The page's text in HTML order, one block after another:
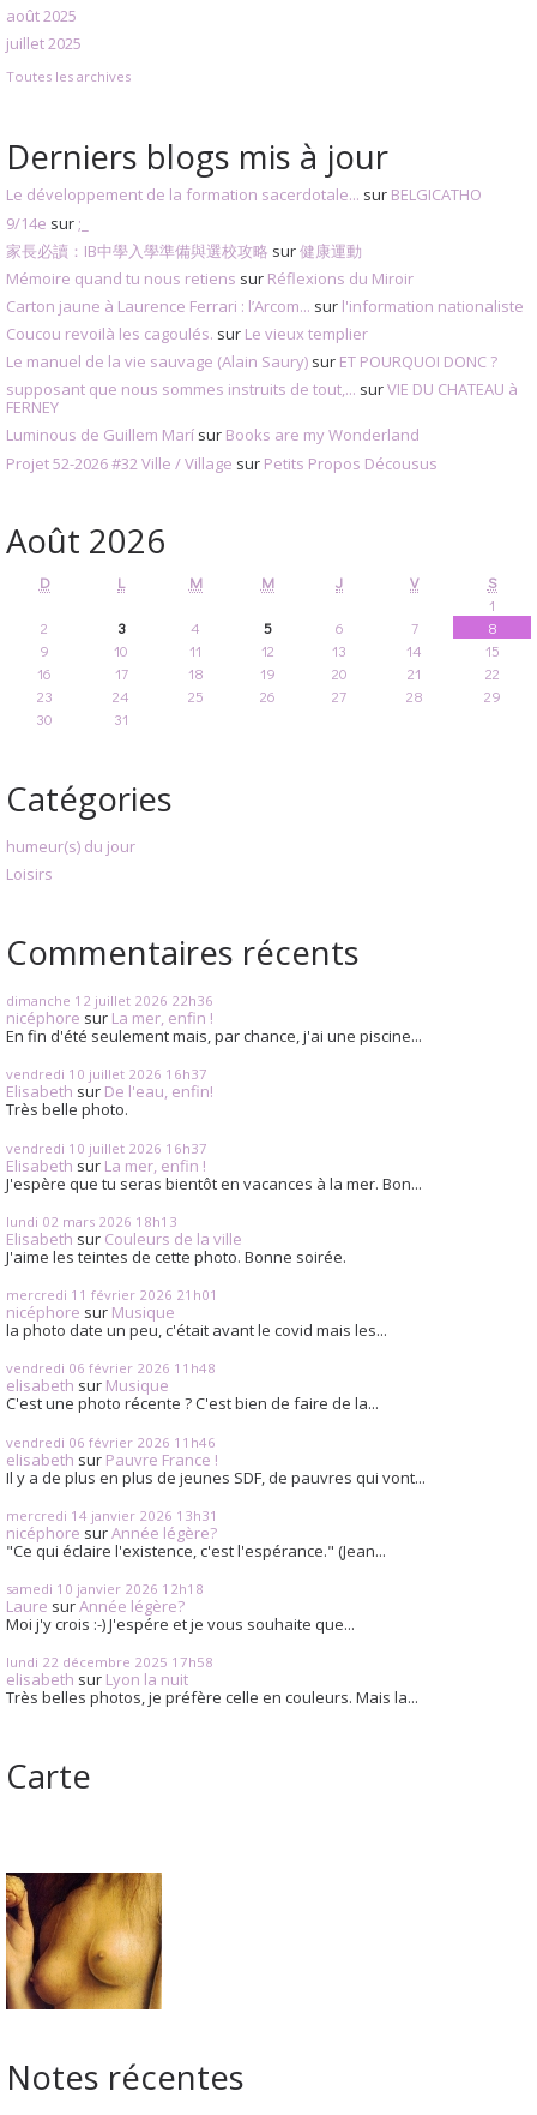
août 2025
juillet 2025
Toutes les archives
Derniers blogs mis à jour
Le développement de la formation sacerdotale... sur BELGICATHO
9/14e sur ;_
家長必讀：IB中學入學準備與選校攻略 sur健康運動
Mémoire quand tu nous retiens sur Réflexions du Miroir
Carton jaune à Laurence Ferrari : l’Arcom... sur l'information nationaliste
Coucou revoilà les cagoulés. sur Le vieux templier
Le manuel de la vie sauvage (Alain Saury) sur ET POURQUOI DONC ?
supposant que nous sommes instruits de tout,... surVIE DU CHATEAU à
FERNEY
Luminous de Guillem Marí sur Books are my Wonderland
Projet 52-2026 #32 Ville / Village sur Petits Propos Décousus
Août 2026
D L M M J V
S
1
2
3 4 5 6 7
8
9
10 11 12 13 14
15
16
17 18 19 20 21
22
23
24 25 26 27 28
29
30
31
Catégories
humeur(s) du jour
Loisirs
Commentaires récents
dimanche 12 juillet 2026 22h36
nicéphore sur La mer, enfin !
En fin d'été seulement mais, par chance, j'ai une piscine...
vendredi 10 juillet 2026 16h37
Elisabeth sur De l'eau, enfin!
Très belle photo.
vendredi 10 juillet 2026 16h37
Elisabeth sur La mer, enfin !
J'espère que tu seras bientôt en vacances à la mer. Bon...
lundi 02 mars 2026 18h13
Elisabeth sur Couleurs de la ville
J'aime les teintes de cette photo. Bonne soirée.
mercredi 11 février 2026 21h01
nicéphore sur Musique
la photo date un peu, c'était avant le covid mais les...
vendredi 06 février 2026 11h48
elisabeth sur Musique
C'est une photo récente ? C'est bien de faire de la...
vendredi 06 février 2026 11h46
elisabeth sur Pauvre France !
Il y a de plus en plus de jeunes SDF, de pauvres qui vont...
mercredi 14 janvier 2026 13h31
nicéphore surAnnée légère?
"Ce qui éclaire l'existence, c'est l'espérance." (Jean...
samedi 10 janvier 2026 12h18
Laure surAnnée légère?
Moi j'y crois :-) J'espére et je vous souhaite que...
lundi 22 décembre 2025 17h58
elisabeth sur Lyon la nuit
Très belles photos, je préfère celle en couleurs. Mais la...
Carte
Notes récentes